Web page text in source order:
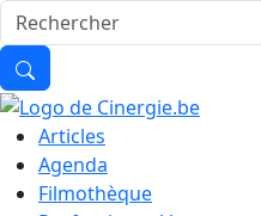
Articles
Agenda
Filmothèque